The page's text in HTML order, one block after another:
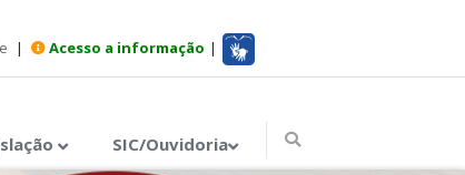
| Acesso a informação |
SIC/Ouvidoria